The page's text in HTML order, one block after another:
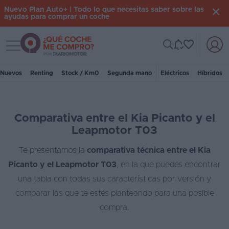
Iniciar
Coches
Renting
Suscripción
Stock
Nuevo Plan Auto+ | Todo lo que necesitas saber sobre las
ayudas para comprar un coche
Toggle navigation
Nuevos Renting Stock / Km0 Segunda mano Eléctricos Híbridos
Comparativa entre el Kia Picanto y el
Leapmotor T03
Te presentamos la comparativa técnica entre el Kia
Picanto y el Leapmotor T03 , en la que puedes encontrar
una tabla con todas sus características por versión y
comparar las que te estés planteando para una posible
compra.